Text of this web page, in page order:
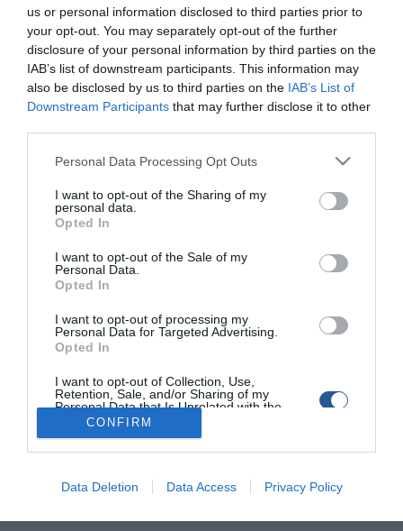
us or personal information disclosed to third parties prior to
your opt-out. You may separately opt-out of the further
disclosure of your personal information by third parties on the
IAB’s list of downstream participants. This information may
also be disclosed by us to third parties on the IAB’s List of
Downstream Participants that may further disclose it to other
Personal Data Processing Opt Outs
I want to opt-out of the Sharing of my
personal data.
Opted In
I want to opt-out of the Sale of my
Personal Data.
Opted In
I want to opt-out of processing my
Personal Data for Targeted Advertising.
Opted In
I want to opt-out of Collection, Use,
Retention, Sale, and/or Sharing of my
Personal Data that Is Unrelated with the
Purposes for which it was collected.
Opted Out
CONFIRM
Data Deletion Data Access Privacy Policy
ΕΞΟΠΛΙΣΜΟΣ
ΘΕΣΣΑΛΟΝΙΚΗ BOAT & FISHING SHOW 2025
BOAT & FISHING SHOW 2025
Μεσολόγγι: Εξουδετέρωση νάρκης στη
θάλασσα της Τουρλίδας (ΦΩΤΟ)
Πέμπτη, 13 Οκτωβρίου από την επιχείρηση εξουδετέρωσης
γερμανικής νάρκης, στο Μεσολόγγι. Την επιχείρηση
Μεσολογγίου με την ειδική ομάδα εξουδετέρωσης ναρκών
της διοίκησης υποβρυχίων καταστροφών σε θαλάσσια
περιοχή στην Τουρλίδα Μεσολογγίου. Τεράστιος πίδακας
νερού «ξεπήδησε» σε ύψος πολλών μέτρων, με το θέαμα να
είναι εντυπωσιακό. Ένας τεράστιος πίδακας νερού
«ξεπήδησε» σε ύψος πολλών […]